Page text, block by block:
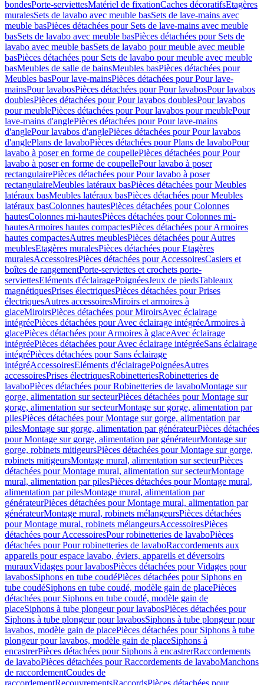
bondesPorte-serviettesMatériel de fixationCaches décoratifsEtagères
muralesSets de lavabo avec meuble basSets de lave-mains avec
meuble basPièces détachées pour Sets de lave-mains avec meuble
basSets de lavabo avec meuble basPièces détachées pour Sets de
lavabo avec meuble basSets de lavabo pour meuble avec meuble
basPièces détachées pour Sets de lavabo pour meuble avec meuble
basMeubles de salle de bainsMeubles basPièces détachées pour
Meubles basPour lave-mainsPièces détachées pour Pour lave-
mainsPour lavabosPièces détachées pour Pour lavabosPour lavabos
doublesPièces détachées pour Pour lavabos doublesPour lavabos
pour meublePièces détachées pour Pour lavabos pour meublePour
lave-mains d'anglePièces détachées pour Pour lave-mains
d'anglePour lavabos d'anglePièces détachées pour Pour lavabos
d'anglePlans de lavaboPièces détachées pour Plans de lavaboPour
lavabo à poser en forme de coupellePièces détachées pour Pour
lavabo à poser en forme de coupellePour lavabo à poser
rectangulairePièces détachées pour Pour lavabo à poser
rectangulaireMeubles latéraux basPièces détachées pour Meubles
latéraux basMeubles latéraux basPièces détachées pour Meubles
latéraux basColonnes hautesPièces détachées pour Colonnes
hautesColonnes mi-hautesPièces détachées pour Colonnes mi-
hautesArmoires hautes compactesPièces détachées pour Armoires
hautes compactesAutres meublesPièces détachées pour Autres
meublesEtagères muralesPièces détachées pour Etagères
muralesAccessoiresPièces détachées pour AccessoiresCasiers et
boîtes de rangementPorte-serviettes et crochets porte-
serviettesEléments d'éclairagePoignéesJeux de piedsTableaux
magnétiquesPrises électriquesPièces détachées pour Prises
électriquesAutres accessoiresMiroirs et armoires à
glaceMiroirsPièces détachées pour MiroirsAvec éclairage
intégréePièces détachées pour Avec éclairage intégréeArmoires à
glacePièces détachées pour Armoires à glaceAvec éclairage
intégréePièces détachées pour Avec éclairage intégréeSans éclairage
intégréPièces détachées pour Sans éclairage
intégréAccessoiresEléments d'éclairagePoignéesAutres
accessoiresPrises électriquesRobinetteriesRobinetteries de
lavaboPièces détachées pour Robinetteries de lavaboMontage sur
gorge, alimentation sur secteurPièces détachées pour Montage sur
gorge, alimentation sur secteurMontage sur gorge, alimentation par
pilesPièces détachées pour Montage sur gorge, alimentation par
pilesMontage sur gorge, alimentation par générateurPièces détachées
pour Montage sur gorge, alimentation par générateurMontage sur
gorge, robinets mitigeursPièces détachées pour Montage sur gorge,
robinets mitigeursMontage mural, alimentation sur secteurPièces
détachées pour Montage mural, alimentation sur secteurMontage
mural, alimentation par pilesPièces détachées pour Montage mural,
alimentation par pilesMontage mural, alimentation par
générateurPièces détachées pour Montage mural, alimentation par
générateurMontage mural, robinets mélangeursPièces détachées
pour Montage mural, robinets mélangeursAccessoiresPièces
détachées pour AccessoiresPour robinetteries de lavaboPièces
détachées pour Pour robinetteries de lavaboRaccordements aux
appareils pour espace lavabo, éviers, appareils et déversoirs
murauxVidages pour lavabosPièces détachées pour Vidages pour
lavabosSiphons en tube coudéPièces détachées pour Siphons en
tube coudéSiphons en tube coudé, modèle gain de placePièces
détachées pour Siphons en tube coudé, modèle gain de
placeSiphons à tube plongeur pour lavabosPièces détachées pour
Siphons à tube plongeur pour lavabosSiphons à tube plongeur pour
lavabos, modèle gain de placePièces détachées pour Siphons à tube
plongeur pour lavabos, modèle gain de placeSiphons à
encastrerPièces détachées pour Siphons à encastrerRaccordements
de lavaboPièces détachées pour Raccordements de lavaboManchons
de raccordementCoudes de
raccordementRecouvrementsRaccordsPièces détachées pour